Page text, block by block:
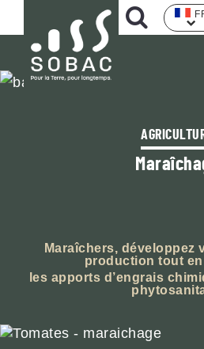
au
contenu
principal
OPEN
MOBILE
MENU
Rechercher
Notre production
Nos récompenses
Réglage des semoirs
REVUE DE PRESSE&
Maraîchers, développez
production tout
les apports d’engrais